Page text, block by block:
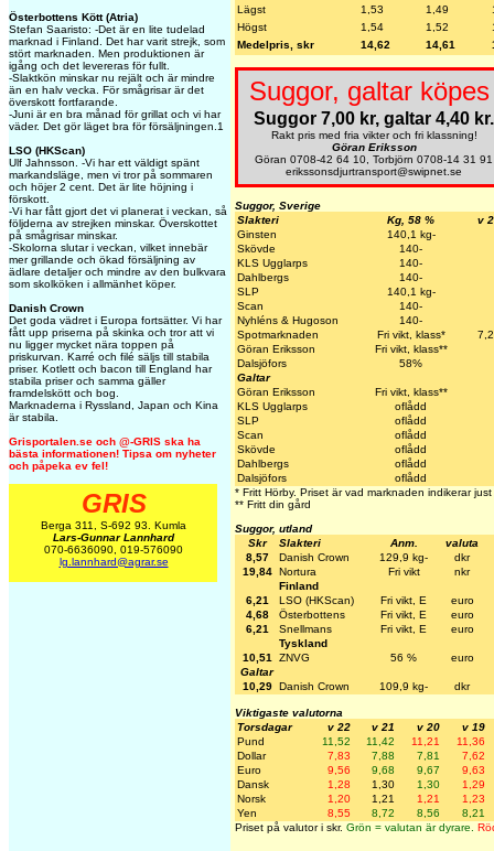
Österbottens Kött (Atria)
Stefan Saaristo: -Det är en lite tudelad
marknad i Finland. Det har varit strejk, som
stört marknaden. Men produktionen är
igång och det levereras för fullt.
-Slaktkön minskar nu rejält och är mindre
än en halv vecka. För smågrisar är det
överskott fortfarande.
-Juni är en bra månad för grillat och vi har
väder. Det gör läget bra för försäljningen.1
LSO (HKScan)
Ulf Jahnsson. -Vi har ett väldigt spänt
markandsläge, men vi tror på sommaren
och höjer 2 cent. Det är lite höjning i
förskott.
-Vi har fått gjort det vi planerat i veckan, så
följderna av strejken minskar. Överskottet
på smågrisar minskar.
-Skolorna slutar i veckan, vilket innebär
mer grillande och ökad försäljning av
ädlare detaljer och mindre av den bulkvara
som skolköken i allmänhet köper.
Danish Crown
Det goda vädret i Europa fortsätter. Vi har
fått upp priserna på skinka och tror att vi
nu ligger mycket nära toppen på
priskurvan. Karré och filé säljs till stabila
priser. Kotlett och bacon till England har
stabila priser och samma gäller
framdelskött och bog.
Marknaderna i Ryssland, Japan och Kina
är stabila.
Grisportalen.se och @-GRIS ska ha
bästa informationen! Tipsa om nyheter
och påpeka ev fel!
GRIS
Berga 311, S-692 93. Kumla
Lars-Gunnar Lannhard
070-6636090, 019-576090
lg.lannhard@agrar.se
Lägst
1,53 1,49
Högst
1,54 1,52
Medelpris, skr
14,62 14,61
Suggor, galtar
Suggor 7,00 kr, galtar 4,40 kr.
Rakt pris med fria vikter och fri klassning!
Göran Eriksson
Göran 0708-42 64 10, Torbjörn 0708-14 31 91
erikssonsdjurtransport@swipnet.se
Suggor, Sverige
Slakteri
Kg, 58 %
v
Ginsten
140,1 kg-
Skövde
140-
KLS Ugglarps
140-
Dahlbergs
140-
SLP
140,1 kg-
Scan
140-
Nyhléns & Hugoson
140-
Spotmarknaden
Fri vikt, klass*
Göran Eriksson
Fri vikt, klass**
Dalsjöfors
58%
Galtar
Göran Eriksson
Fri vikt, klass**
KLS Ugglarps
oflådd
SLP
oflådd
Scan
oflådd
Skövde
oflådd
Dahlbergs
oflådd
Dalsjöfors
oflådd
* Fritt Hörby. Priset är vad marknaden indikerar
** Fritt din gård
Suggor, utland
Skr
Slakteri Anm.
valuta
8,57
Danish Crown 129,9 kg-
dkr
19,84 Nortura Fri vikt
nkr
Finland
6,21
LSO (HKScan) Fri vikt, E
euro
4,68
Österbottens Fri vikt, E
euro
6,21
Snellmans Fri vikt, E
euro
Tyskland
10,51
ZNVG 56 %
euro
Galtar
10,29 Danish Crown 109,9 kg- dkr
Viktigaste valutorna
Torsdagar
v 22 v 21 v 20
v 19
Pund
11,52 11,42 11,21
11,36
Dollar
7,83 7,88 7,81
7,62
Euro
9,56 9,68 9,67
9,63
Dansk
1,28 1,30 1,30
1,29
Norsk
1,20 1,21 1,21
1,23
Yen
8,55 8,72 8,56
8,21
Priset på valutor i skr. Grön = valutan är dyrare.